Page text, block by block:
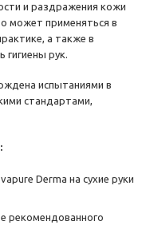
и раздражения кожи
может применяться в
а также в
гигиены рук.
испытаниями в
стандартами,
Derma на сухие руки
рекомендованного